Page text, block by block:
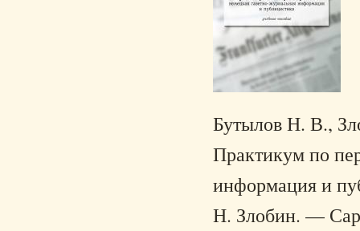
Бутылов Н. В.,
Практикум по
информация и
Н. Злобин. —